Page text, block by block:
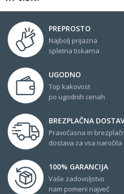
PREPROSTO
Najbolj prijazna
spletna tiskarna
UGODNO
Top kakovost
po ugodnih cenah
BREZPLAČNA
Pravočasna in
dostava za vsa naročila
100% GARANCIJA
Vaše zadovoljstvo
nam pomeni največ